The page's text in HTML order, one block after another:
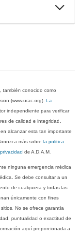
, también conocido como
(www.urac.org).La
independiente para verificar
de calidad e integridad.
alcanzar esta tan importante
más sobrela politica
de A.D.A.M.
ninguna emergencia médica
Se debe consultar a un
de cualquiera y todas las
únicamente con fines
No se ofrece garantía
puntualidad o exactitud de
aquí proporcionada a